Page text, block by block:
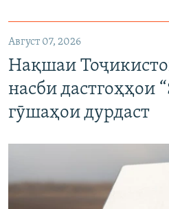
Август 07, 2026
Нақшаи
насби дастгоҳҳои
гӯшаҳои дурдаст